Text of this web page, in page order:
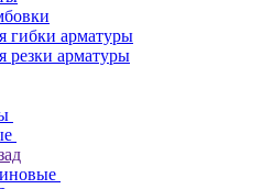
гибки арматуры
резки арматуры